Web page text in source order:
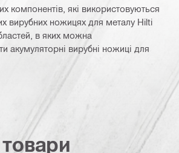
компонентів, які використовуються
вирубних ножицях для металу Hilti
в яких можна
акумуляторні вирубні ножиці для
товари